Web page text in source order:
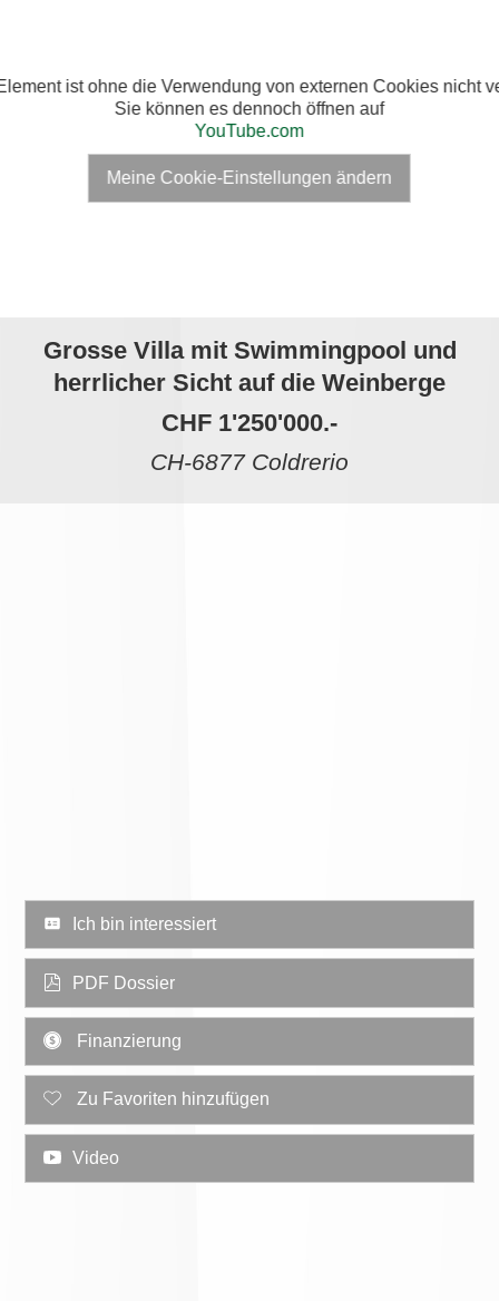
ist ohne die Verwendung von externen Cookies nicht
Sie können es dennoch öffnen auf
YouTube.com
Meine Cookie-Einstellungen ändern
Grosse Villa mit Swimmingpool und
herrlicher Sicht auf die Weinberge
CHF 1'250'000.-
CH-6877 Coldrerio
Ich bin interessiert
PDF Dossier
Finanzierung
Zu Favoriten hinzufügen
Video